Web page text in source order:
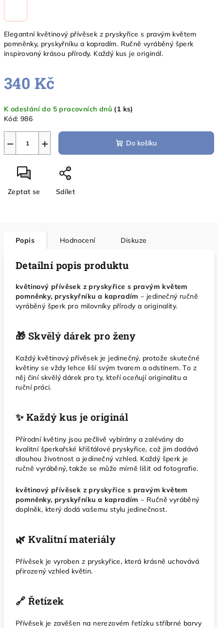
Elegantní květinový přívěsek z pryskyřice s pravým květem
pomněnky, pryskyřníku a kapradím. Ručně vyráběný šperk
inspirovaný krásou přírody. Každý kus je originál.
340 Kč
cena:
K odeslání do 5 pracovních dnů (1 ks)
Kód: 986
+
− Do košíku
Zeptat se Sdílet
Popis Hodnocení Diskuze
Detailní popis produktu
květinový přívěsek z pryskyřice s pravým květem
pomněnky, pryskyřníku a kapradím – jedinečný ručně
vyráběný šperk pro milovníky přírody a originality.
🎁 Skvělý dárek pro ženy
Každý květinový přívěsek je jedinečný, protože skutečné
květiny se vždy lehce liší svým tvarem a odstínem. To z
něj činí skvělý dárek pro ty, kteří oceňují originalitu a
ruční práci.
✨ Každý kus je originál
Přírodní květiny jsou pečlivě vybírány a zalévány do
kvalitní šperkařské křišťálové pryskyřice, což jim dodává
dlouhou životnost a jedinečný vzhled. Každý šperk je
ručně vyráběný, takže se může mírně lišit od fotografie.
květinový přívěsek z pryskyřice s pravým květem
pomněnky, pryskyřníku a kapradím – Ručně vyráběný
doplněk, který dodá vašemu stylu jedinečnost.
🌿 Kvalitní materiály
Přívěsek je vyroben z pryskyřice, která krásně uchovává
přirozený vzhled květin.
🔗 Řetízek
Přívěsek je zavěšen na nerezovém řetízku stříbrné barvy